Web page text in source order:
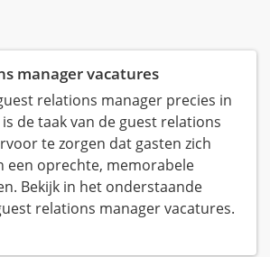
manager vacatures
relations manager precies in
de taak van de guest relations
te zorgen dat gasten zich
een oprechte, memorabele
Bekijk in het onderstaande
relations manager vacatures.